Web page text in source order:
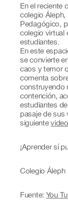
En el reciente
colegio
Pedagógico,
colegio virtual
estudiantes.
En este
se convierte
caos y temor
comenta
construyendo
contención,
estudiantes
pasaje de
siguiente
¡Aprender sí
Colegio Áleph
Fuente:You